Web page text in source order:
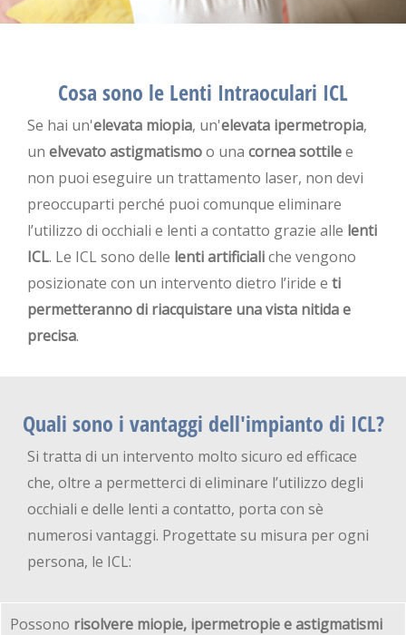
Cosa sono le Lenti Intraoculari ICL
Se hai un'elevata miopia, un'elevata ipermetropia,
un elvevato astigmatismoo una cornea sottilee
non puoi eseguire un trattamento laser, non devi
preoccuparti perché puoi comunque eliminare
l’utilizzo di occhiali e lenti a contatto grazie alle lenti
ICL. Le ICL sono delle lenti artificialiche vengono
posizionate con un intervento dietro l’iride e ti
permetteranno di riacquistare una vista nitida e
precisa.
Quali sono i vantaggi dell'impianto di ICL?
Si tratta di un intervento molto sicuro ed efficace
che, oltre a permetterci di eliminare l’utilizzo degli
occhiali e delle lenti a contatto, porta con sè
numerosi vantaggi. Progettate su misura per ogni
persona, le ICL:
Possono risolvere miopie, ipermetropie e astigmatismi